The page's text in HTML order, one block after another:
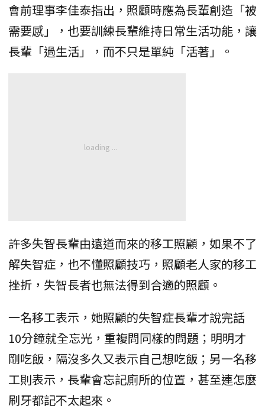
會前理事李佳泰指出，照顧時應為長輩創造「被
需要感」，也要訓練長輩維持日常生活功能，讓
長輩「過生活」，而不只是單純「活著」。
許多失智長輩由遠道而來的移工照顧，如果不了
解失智症，也不懂照顧技巧，照顧老人家的移工
挫折，失智長者也無法得到合適的照顧。
一名移工表示，她照顧的失智症長輩才說完話
10分鐘就全忘光，重複問同樣的問題；明明才
剛吃飯，隔沒多久又表示自己想吃飯；另一名移
工則表示，長輩會忘記廁所的位置，甚至連怎麼
刷牙都記不太起來。